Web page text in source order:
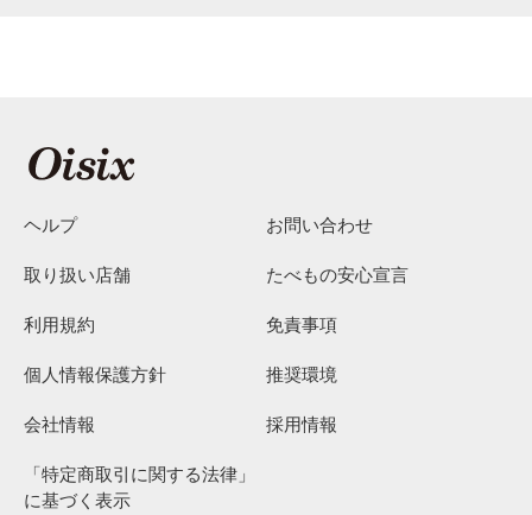
ヘルプ お問い合わせ
取り扱い店舗 たべもの安心宣言
利用規約 免責事項
個人情報保護方針 推奨環境
会社情報 採用情報
「特定商取引に関する法律」
に基づく表示